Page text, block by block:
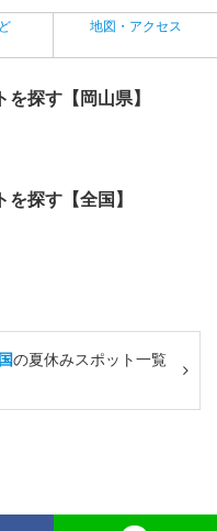
地図・アクセス
探す【岡山県】
探す【全国】
の夏休みスポット一覧